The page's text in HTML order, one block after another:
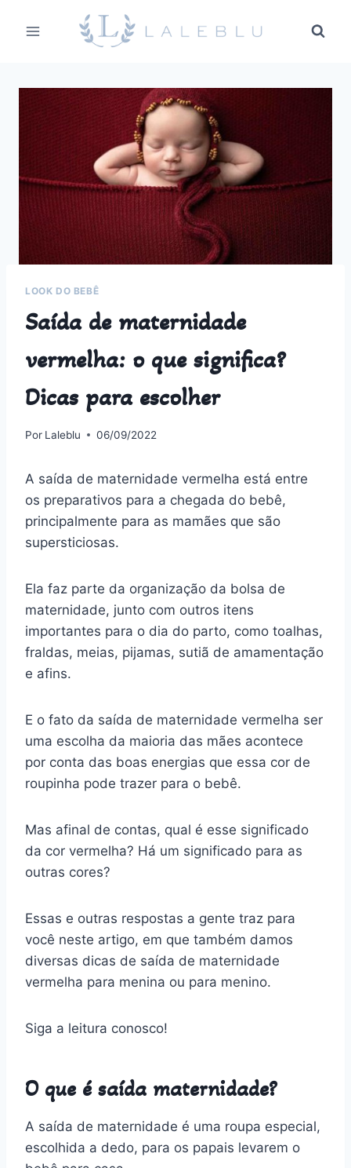
para
LOOK DO BEBÊ
Saída de maternidade
vermelha: o que significa?
Dicas para escolher
Por Laleblu 06/09/2022
A saída de maternidade vermelha está entre
os preparativos para a chegada do bebê,
principalmente para as mamães que são
supersticiosas.
Ela faz parte da organização da bolsa de
maternidade, junto com outros itens
importantes para o dia do parto, como toalhas,
fraldas, meias, pijamas, sutiã de amamentação
e afins.
E o fato da saída de maternidade vermelha ser
uma escolha da maioria das mães acontece
por conta das boas energias que essa cor de
roupinha pode trazer para o bebê.
Mas afinal de contas, qual é esse significado
da cor vermelha? Há um significado para as
outras cores?
Essas e outras respostas a gente traz para
você neste artigo, em que também damos
diversas dicas de saída de maternidade
vermelha para menina ou para menino.
Siga a leitura conosco!
O que é saída maternidade?
A saída de maternidade é uma roupa especial,
escolhida a dedo, para os papais levarem o